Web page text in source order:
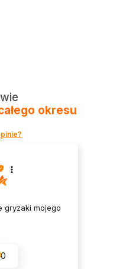
okresu
gryzaki mojego
0